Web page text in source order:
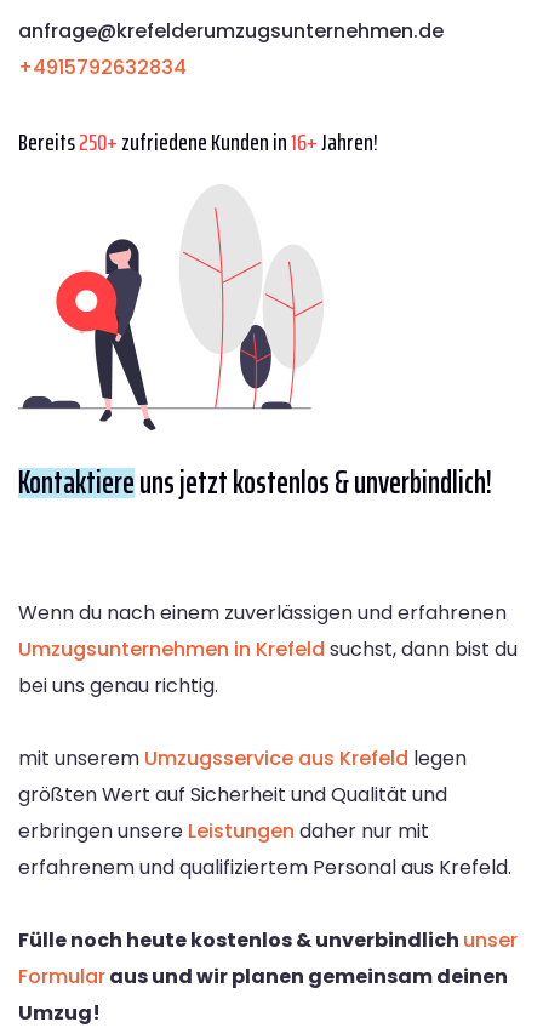
anfrage@krefelderumzugsunternehmen.de
+4915792632834
Bereits250+zufriedene Kunden in16+Jahren!
Kontaktiereuns jetzt kostenlos & unverbindlich!
Wenn du nach einem zuverlässigen und erfahrenen
Umzugsunternehmen in Krefeld suchst, dann bist du
bei uns genau richtig.
mit unserem Umzugsservice aus Krefeld legen
größten Wert auf Sicherheit und Qualität und
erbringen unsere Leistungen daher nur mit
erfahrenem und qualifiziertem Personal aus Krefeld.
Fülle noch heute kostenlos & unverbindlich unser
Formularaus und wir planen gemeinsam deinen
Umzug!